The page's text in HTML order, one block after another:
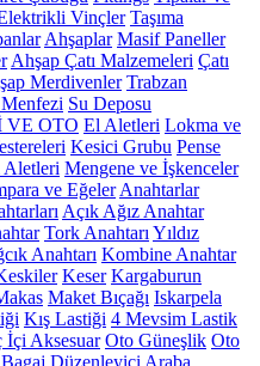
Vinçler Taşıma
Ahşaplar Masif Paneller
Ahşap Çatı Malzemeleri Çatı
Merdivenler Trabzan
Su Deposu
VE OTO El Aletleri Lokma ve
Kesici Grubu Pense
Aletleri Mengene ve İşkenceler
ve Eğeler Anahtarlar
Açık Ağız Anahtar
Tork Anahtarı Yıldız
Anahtarı Kombine Anahtar
Keser Kargaburun
Maket Bıçağı Iskarpela
Kış Lastiği 4 Mevsim Lastik
İçi Aksesuar Oto Güneşlik Oto
Bagaj Düzenleyici Araba